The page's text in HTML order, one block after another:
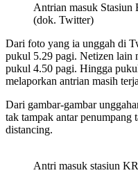
Antrian masuk Stasiun
(dok. Twitter)
Dari foto yang ia unggah di
pukul 5.29 pagi. Netizen lain
pukul 4.50 pagi. Hingga
melaporkan antrian masih
Dari gambar-gambar
tak tampak antar penumpang
distancing.
Antri masuk stasiun